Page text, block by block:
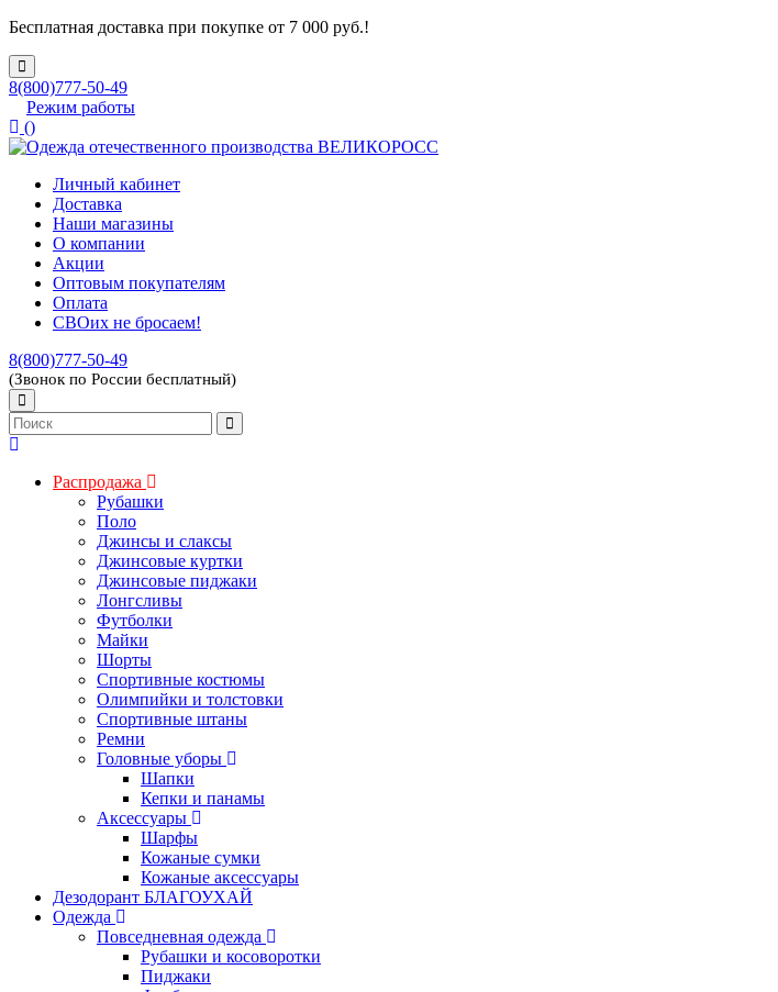
Бесплатная доставка при покупке от 7 000 руб.!
8(800)777-50-49
Режим работы
()
Личный кабинет
Доставка
Наши магазины
О компании
Акции
Оптовым покупателям
Оплата
СВОих не бросаем!
8(800)777-50-49
(Звонок по России бесплатный)
Распродажа
Рубашки
Поло
Джинсы и слаксы
Джинсовые куртки
Джинсовые пиджаки
Лонгсливы
Футболки
Майки
Шорты
Спортивные костюмы
Олимпийки и толстовки
Спортивные штаны
Ремни
Головные уборы
Шапки
Кепки и панамы
Аксессуары
Шарфы
Кожаные сумки
Кожаные аксессуары
Дезодорант БЛАГОУХАЙ
Одежда
Повседневная одежда
Рубашки и косоворотки
Пиджаки